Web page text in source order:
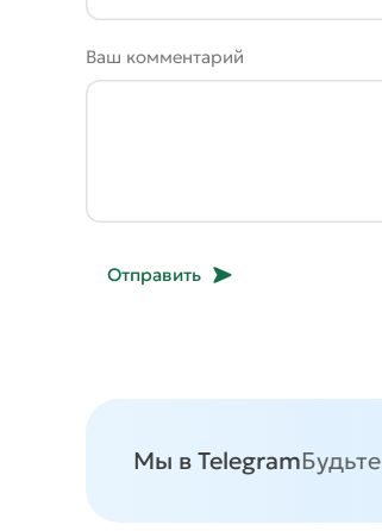
Ваш комментарий
Отправить
Мы в Telegram